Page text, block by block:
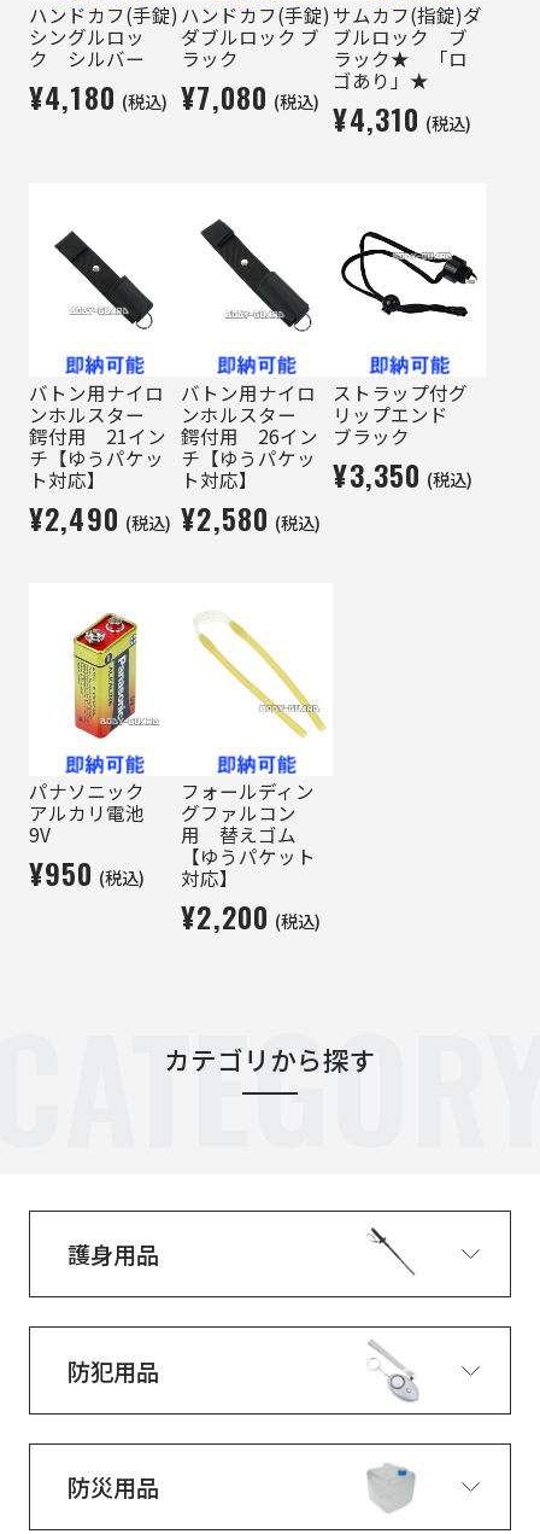
ハンドカフ(手錠)
シングルロッ
ク シルバー
¥4,180 (税込)
ハンドカフ(手錠)
ダブルロック ブ
ラック
¥7,080 (税込)
サムカフ(指錠)ダ
ブルロック ブ
ラック★ 「ロ
ゴあり」★
¥4,310 (税込)
バトン用ナイロ
ンホルスター
鍔付用 21イン
チ【ゆうパケッ
ト対応】
¥2,490 (税込)
バトン用ナイロ
ンホルスター
鍔付用 26イン
チ【ゆうパケッ
ト対応】
¥2,580 (税込)
ストラップ付グ
リップエンド
ブラック
¥3,350 (税込)
パナソニック
アルカリ電池
9V
¥950 (税込)
フォールディン
グファルコン
用 替えゴム
【ゆうパケット
対応】
¥2,200 (税込)
カテゴリから探す
護身用品
防犯用品
防災用品